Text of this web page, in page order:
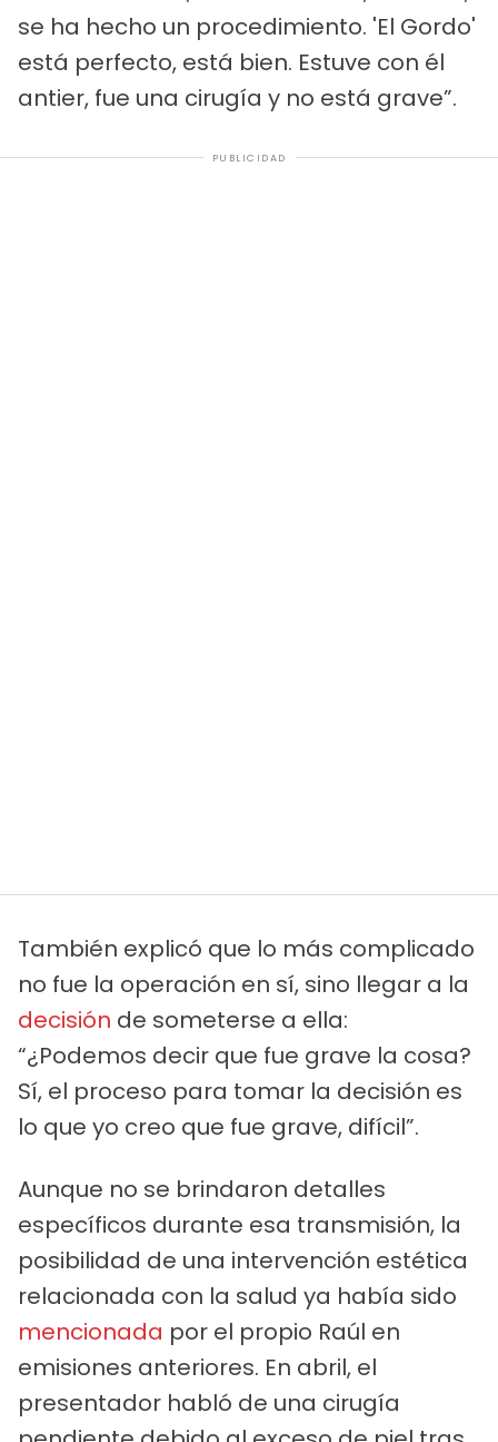
se ha hecho un procedimiento. 'El Gordo'
está perfecto, está bien. Estuve con él
antier, fue una cirugía y no está grave”.
PUBLICIDAD
También explicó que lo más complicado
no fue la operación en sí, sino llegar a la
decisión de someterse a ella:
“¿Podemos decir que fue grave la cosa?
Sí, el proceso para tomar la decisión es
lo que yo creo que fue grave, difícil”.
Aunque no se brindaron detalles
específicos durante esa transmisión, la
posibilidad de una intervención estética
relacionada con la salud ya había sido
mencionada por el propio Raúl en
emisiones anteriores. En abril, el
presentador habló de una cirugía